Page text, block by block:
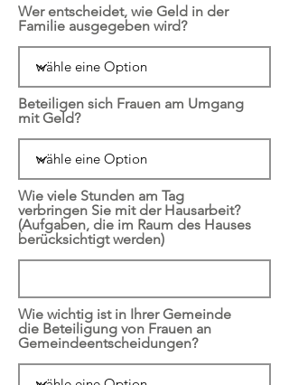
Wer entscheidet, wie Geld in der
Familie ausgegeben wird?
Beteiligen sich Frauen am Umgang
mit Geld?
Wie viele Stunden am Tag
verbringen Sie mit der Hausarbeit?
(Aufgaben, die im Raum des Hauses
berücksichtigt werden)
Wie wichtig ist in Ihrer Gemeinde
die Beteiligung von Frauen an
Gemeindeentscheidungen?